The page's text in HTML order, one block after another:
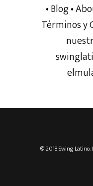
• Blog•
Términos y
© 2018 Swing